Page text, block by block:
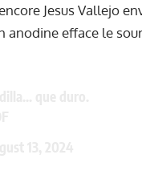
Jesus Vallejo
anodine efface le